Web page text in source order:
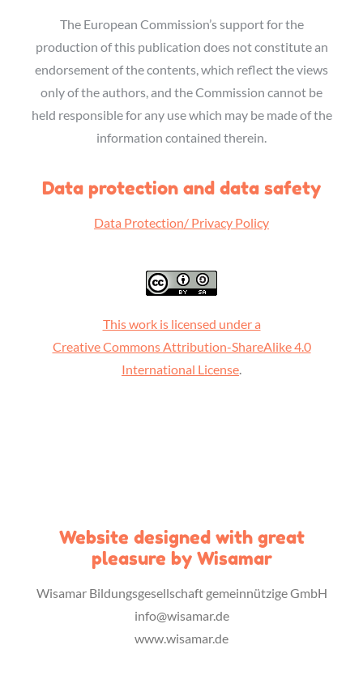
The European Commission’s support for the
production of this publication does not constitute an
endorsement of the contents, which reflect the views
only of the authors, and the Commission cannot be
held responsible for any use which may be made of the
information contained therein.
Data protection and data safety
Data Protection/ Privacy Policy
This work is licensed under a
Creative Commons Attribution-ShareAlike 4.0
International License.
Website designed with great
pleasure by Wisamar
Wisamar Bildungsgesellschaft gemeinnützige GmbH
info@wisamar.de
www.wisamar.de